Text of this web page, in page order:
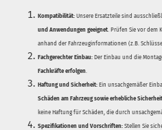
Kompatibilität: Unsere Ersatzteile sind
und Anwendungen geeignet. Prüfen Sie vor dem
anhand der Fahrzeuginformationen (z.B.
Fachgerechter Einbau: Der Einbau und die
Fachkräfte erfolgen.
Haftung und Sicherheit: Ein unsachgemäßer
Schäden am Fahrzeug sowie erhebliche
keine Haftung für Schäden, die durch
Spezifikationen und Vorschriften: Stellen Sie